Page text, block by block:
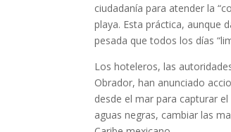
ciudadanía para atender la
playa. Esta práctica, aunque
pesada que todos los días
Los hoteleros, las
Obrador, han anunciado
desde el mar para capturar
aguas negras, cambiar las